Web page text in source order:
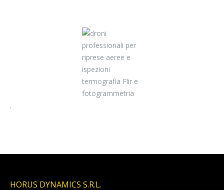
.
HORUS DYNAMICS S.R.L.